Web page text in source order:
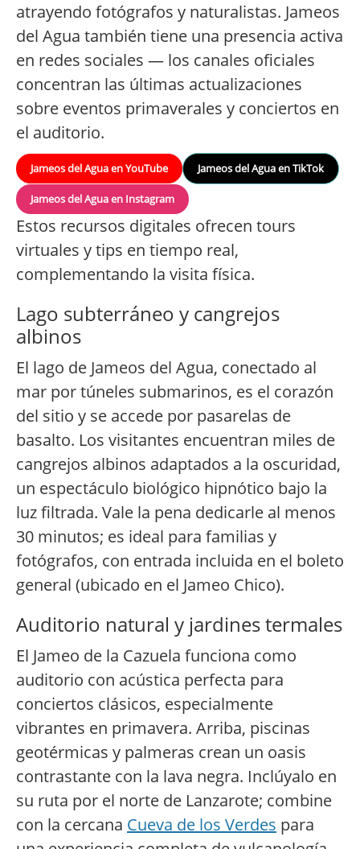
atrayendo fotógrafos y naturalistas. Jameos
del Agua también tiene una presencia activa
en redes sociales — los canales oficiales
concentran las últimas actualizaciones
sobre eventos primaverales y conciertos en
el auditorio.
Jameos del Agua en YouTube Jameos del Agua en TikTok
Jameos del Agua en Instagram
Estos recursos digitales ofrecen tours
virtuales y tips en tiempo real,
complementando la visita física.
Lago subterráneo y cangrejos
albinos
El lago de Jameos del Agua, conectado al
mar por túneles submarinos, es el corazón
del sitio y se accede por pasarelas de
basalto. Los visitantes encuentran miles de
cangrejos albinos adaptados a la oscuridad,
un espectáculo biológico hipnótico bajo la
luz filtrada. Vale la pena dedicarle al menos
30 minutos; es ideal para familias y
fotógrafos, con entrada incluida en el boleto
general (ubicado en el Jameo Chico).
Auditorio natural y jardines termales
El Jameo de la Cazuela funciona como
auditorio con acústica perfecta para
conciertos clásicos, especialmente
vibrantes en primavera. Arriba, piscinas
geotérmicas y palmeras crean un oasis
contrastante con la lava negra. Inclúyalo en
su ruta por el norte de Lanzarote; combine
con la cercana Cueva de los Verdes para